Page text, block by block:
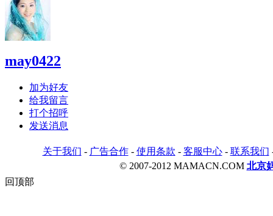
may0422
加为好友
给我留言
打个招呼
发送消息
关于我们 - 广告合作- 使用条款 - 客服中心- 联系我们
© 2007-2012 MAMACN.COM 北京
回顶部